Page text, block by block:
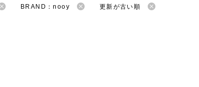
BRAND：nooy 更新が古い順